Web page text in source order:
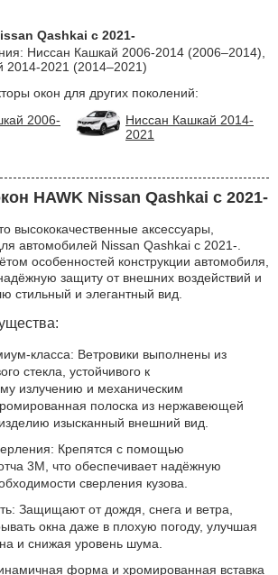
Qashkai с 2021-
Ниссан Кашкай 2006-2014 (2006–2014),
2014-2021 (2014–2021)
окон для других поколений:
2006-
Ниссан Кашкай 2014-
2021
HAWK Nissan Qashkai с 2021-
высококачественные аксессуары,
автомобилей Nissan Qashkai с 2021-.
особенностей конструкции автомобиля,
защиту от внешних воздействий и
стильный и элегантный вид.
класса: Ветровики выполнены из
стекла, устойчивого к
излучению и механическим
полоска из нержавеющей
изысканный внешний вид.
Крепятся с помощью
3M, что обеспечивает надёжную
сверления кузова.
Защищают от дождя, снега и ветра,
окна даже в плохую погоду, улучшая
и снижая уровень шума.
форма и хромированная вставка